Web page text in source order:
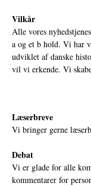
Vilkår
Alle vores
a og et b hold. Vi har
udviklet af danske
vil vi erkende. Vi
Læserbreve
Vi bringer gerne
Debat
Vi er glade for alle
kommentarer for